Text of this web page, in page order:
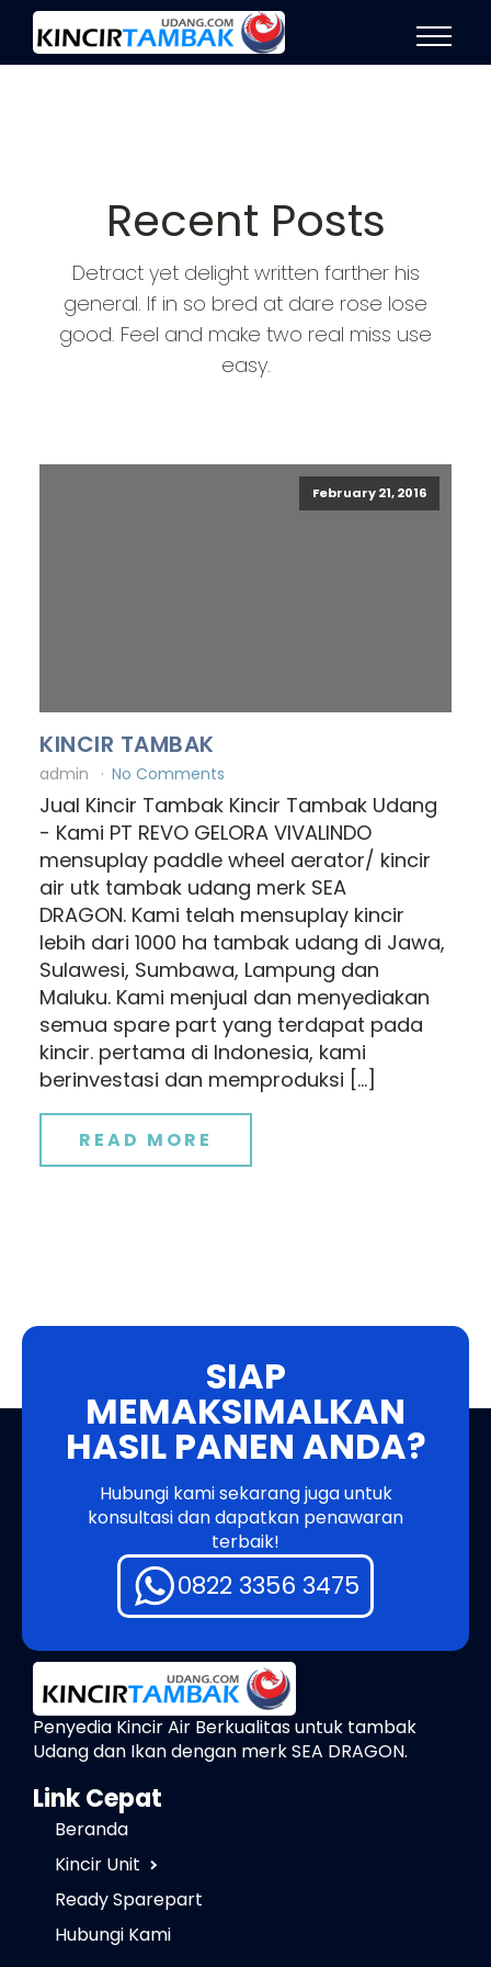
Recent Posts
Detract yet delight written farther his
general. If in so bred at dare rose lose
good. Feel and make two real miss use
easy.
February 21, 2016
KINCIR TAMBAK
admin No Comments
Jual Kincir Tambak Kincir Tambak Udang
- Kami PT REVO GELORA VIVALINDO
mensuplay paddle wheel aerator/ kincir
air utk tambak udang merk SEA
DRAGON. Kami telah mensuplay kincir
lebih dari 1000 ha tambak udang di Jawa,
Sulawesi, Sumbawa, Lampung dan
Maluku. Kami menjual dan menyediakan
semua spare part yang terdapat pada
kincir. pertama di Indonesia, kami
berinvestasi dan memproduksi […]
READ MORE
SIAP
MEMAKSIMALKAN
HASIL PANEN ANDA?
Hubungi kami sekarang juga untuk
konsultasi dan dapatkan penawaran
terbaik!
0822 3356 3475
Penyedia Kincir Air Berkualitas untuk tambak
Udang dan Ikan dengan merk SEA DRAGON.
Link Cepat
Beranda
Kincir Unit
Ready Sparepart
Hubungi Kami